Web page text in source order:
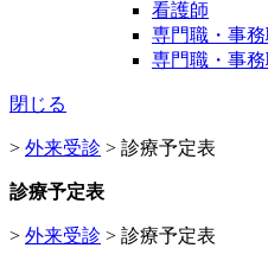
看護師
専門職・事
専門職・事
閉じる
> 外来受診 > 診療予定表
診療予定表
> 外来受診 > 診療予定表